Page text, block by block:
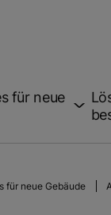
für neue
für neue Gebäude